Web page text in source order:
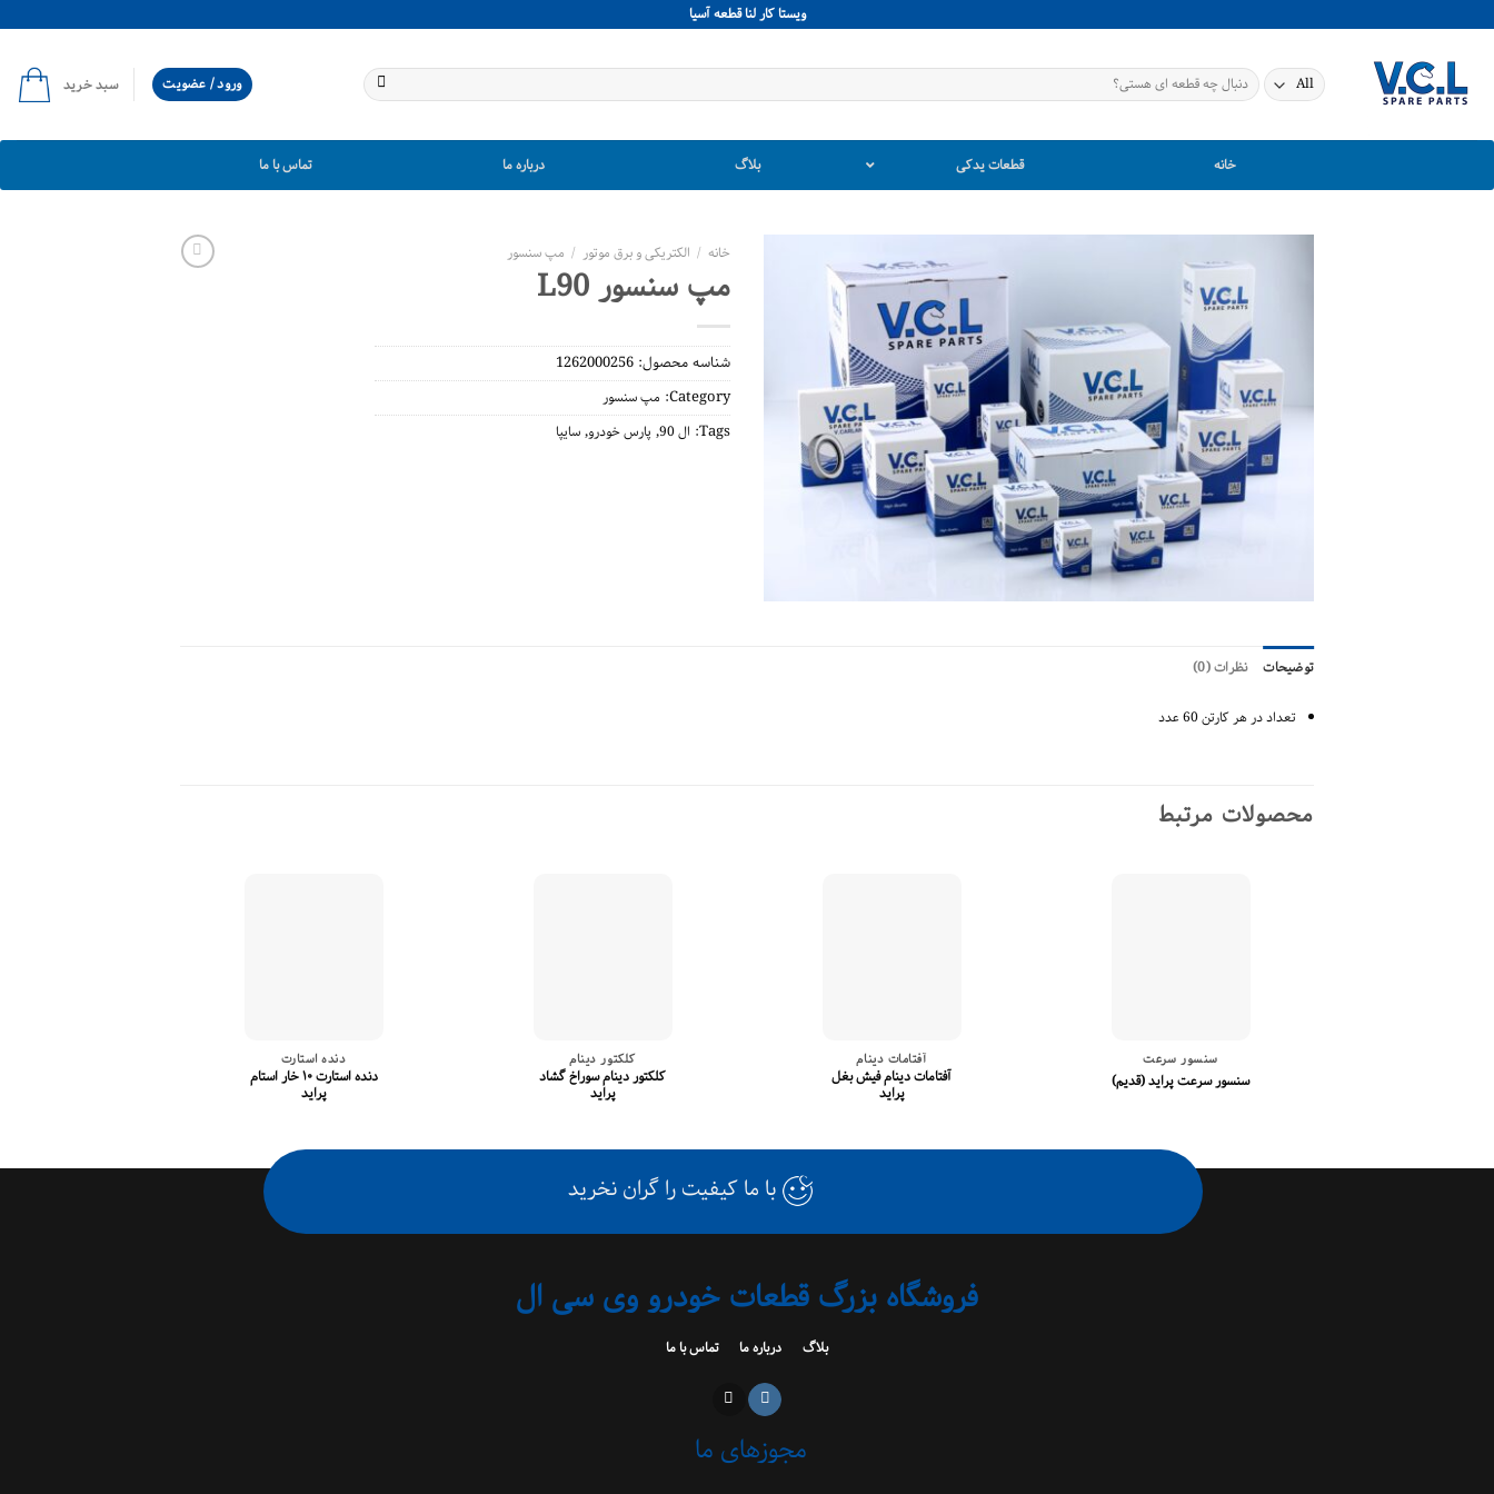
to
ويستا كار لنا قطعه آسيا
جستجو
برای:
ورود / عضویت سبد خرید
خانه قطعات یدکی بلاگ درباره ما تماس با ما
خانه / الکتریکی و برق موتور / مپ سنسور
مپ سنسور L90
شناسه محصول: 1262000256
Category: مپ سنسور
Tags: ال 90 , پارس خودرو,سایپا
توضیحات نظرات (0)
تعداد در هر کارتن 60 عدد
محصولات مرتبط
سنسور سرعت
سنسور سرعت پراید (قدیم)
آفتامات دینام
آفتامات دینام فیش بغل
پراید
کلکتور دینام
کلکتور دینام سوراخ گشاد
پراید
دنده استارت
دنده استارت ۱۰ خار استام
پراید
با ما کیفیت را گران نخرید
فروشگاه بزرگ قطعات خودرو وی سی ال
بلاگ درباره ما تماس با ما
مجوزهای ما